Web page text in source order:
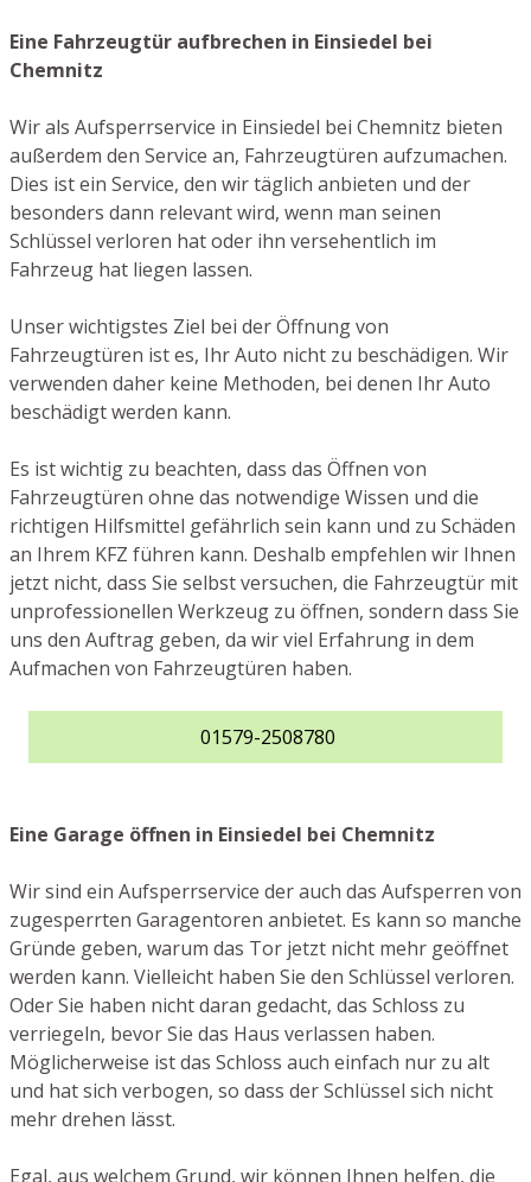
Eine Fahrzeugtür aufbrechen in Einsiedel bei
Chemnitz
Wir als Aufsperrservice in Einsiedel bei Chemnitz bieten
außerdem den Service an, Fahrzeugtüren aufzumachen.
Dies ist ein Service, den wir täglich anbieten und der
besonders dann relevant wird, wenn man seinen
Schlüssel verloren hat oder ihn versehentlich im
Fahrzeug hat liegen lassen.
Unser wichtigstes Ziel bei der Öffnung von
Fahrzeugtüren ist es, Ihr Auto nicht zu beschädigen. Wir
verwenden daher keine Methoden, bei denen Ihr Auto
beschädigt werden kann.
Es ist wichtig zu beachten, dass das Öffnen von
Fahrzeugtüren ohne das notwendige Wissen und die
richtigen Hilfsmittel gefährlich sein kann und zu Schäden
an Ihrem KFZ führen kann. Deshalb empfehlen wir Ihnen
jetzt nicht, dass Sie selbst versuchen, die Fahrzeugtür mit
unprofessionellen Werkzeug zu öffnen, sondern dass Sie
uns den Auftrag geben, da wir viel Erfahrung in dem
Aufmachen von Fahrzeugtüren haben.
01579-2508780
Eine Garage öffnen in Einsiedel bei Chemnitz
Wir sind ein Aufsperrservice der auch das Aufsperren von
zugesperrten Garagentoren anbietet. Es kann so manche
Gründe geben, warum das Tor jetzt nicht mehr geöffnet
werden kann. Vielleicht haben Sie den Schlüssel verloren.
Oder Sie haben nicht daran gedacht, das Schloss zu
verriegeln, bevor Sie das Haus verlassen haben.
Möglicherweise ist das Schloss auch einfach nur zu alt
und hat sich verbogen, so dass der Schlüssel sich nicht
mehr drehen lässt.
Egal, aus welchem Grund, wir können Ihnen helfen, die